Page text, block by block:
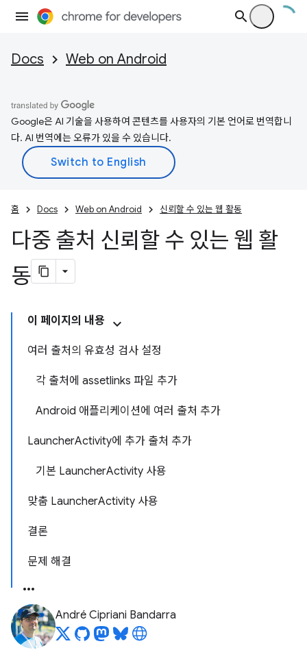
Docs Web on Android
Google은 AI 기술을 사용하여 콘텐츠를 사용자의 기본 언어로 번역합니
다. AI 번역에는 오류가 있을 수 있습니다.
홈 Docs Web on Android 신뢰할 수 있는 웹 활동
다중 출처 신뢰할 수 있는 웹 활
동
이 페이지의 내용
여러 출처의 유효성 검사 설정
각 출처에 assetlinks 파일 추가
Android 애플리케이션에 여러 출처 추가
LauncherActivity에 추가 출처 추가
기본 LauncherActivity 사용
맞춤 LauncherActivity 사용
결론
문제 해결
André Cipriani Bandarra